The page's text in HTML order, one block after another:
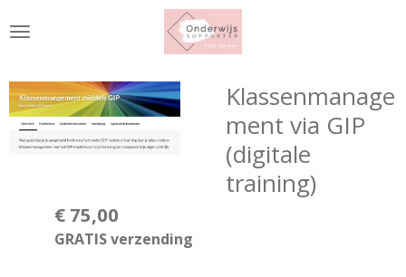
direct
de
hoofdinhoud
Klassenmanage
ment via GIP
(digitale
training)
€ 75,00
GRATIS verzending